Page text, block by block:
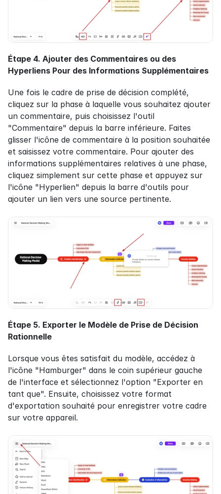
Étape 4. Ajouter des Commentaires ou des
Hyperliens Pour des Informations Supplémentaires
Une fois le cadre de prise de décision complété,
cliquez sur la phase à laquelle vous souhaitez ajouter
un commentaire, puis choisissez l'outil
"Commentaire" depuis la barre inférieure. Faites
glisser l'icône de commentaire à la position souhaitée
et saisissez votre commentaire. Pour ajouter des
informations supplémentaires relatives à une phase,
cliquez simplement sur cette phase et appuyez sur
l'icône "Hyperlien" depuis la barre d'outils pour
ajouter un lien vers une source pertinente.
Étape 5. Exporter le Modèle de Prise de Décision
Rationnelle
Lorsque vous êtes satisfait du modèle, accédez à
l'icône "Hamburger" dans le coin supérieur gauche
de l'interface et sélectionnez l'option "Exporter en
tant que". Ensuite, choisissez votre format
d'exportation souhaité pour enregistrer votre cadre
sur votre appareil.